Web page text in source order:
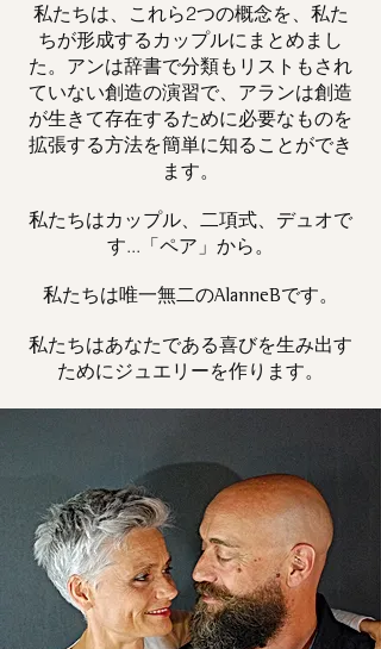
私たちは、これら2つの概念を、私た
ちが形成するカップルにまとめまし
た。アンは辞書で分類もリストもされ
ていない創造の演習で、アランは創造
が生きて存在するために必要なものを
拡張する方法を簡単に知ることができ
ます。
私たちはカップル、二項式、デュオで
す...「ペア」から。
私たちは唯一無二のAlanneBです。
私たちはあなたである喜びを生み出す
ためにジュエリーを作ります。